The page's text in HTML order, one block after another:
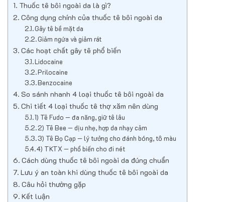
Thuốc tê bôi ngoài da là gì?
Công dụng chính của thuốc tê bôi ngoài da
Gây tê bề mặt da
Giảm ngứa và giảm rát
Các hoạt chất gây tê phổ biến
Lidocaine
Prilocaine
Benzocaine
So sánh nhanh 4 loại thuốc tê bôi ngoài da
Chi tiết 4 loại thuốc tê thợ xăm nên dùng
1) Tê Fudo — đa năng, giữ tê lâu
2) Tê Bee — dịu nhẹ, hợp da nhạy cảm
3) Tê Bọ Cạp — lý tưởng cho đánh bóng, tô màu
4) TKTX — phổ biến cho đi nét
Cách dùng thuốc tê bôi ngoài da đúng chuẩn
Lưu ý an toàn khi dùng thuốc tê bôi ngoài da
Câu hỏi thường gặp
Kết luận